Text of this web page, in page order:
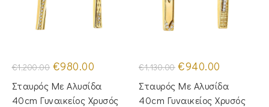
€1,200.00 Original
price
was:
€1,200.00.
€980.00
τιμή
είναι:
€980.00.
Σταυρός Mε Aλυσίδα
40cm Γυναικείος Χρυσός
€1,130.00 Original
price
was:
€1,130.00.
€940.00
τιμή
είναι:
€940.00.
Σταυρός Με Αλυσίδα
40cm Γυναικείος Χρυσός